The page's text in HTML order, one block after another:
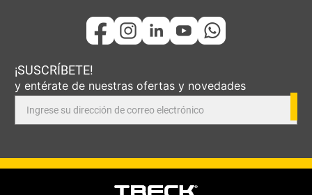
¡SUSCRÍBETE!
y entérate de nuestras ofertas y novedades